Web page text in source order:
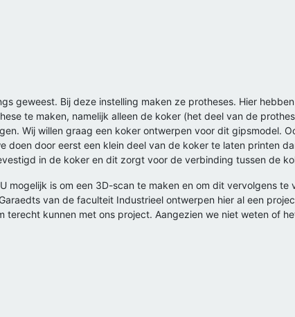
geweest. Bij deze instelling maken ze protheses. Hier
te maken, namelijk alleen de koker (het deel van de
Wij willen graag een koker ontwerpen voor dit gipsmodel.
doen door eerst een klein deel van de koker te laten printen
in de koker en dit zorgt voor de verbinding tussen de
is om een 3D-scan te maken en om dit vervolgens te
van de faculteit Industrieel ontwerpen hier al een
kunnen met ons project. Aangezien we niet weten of